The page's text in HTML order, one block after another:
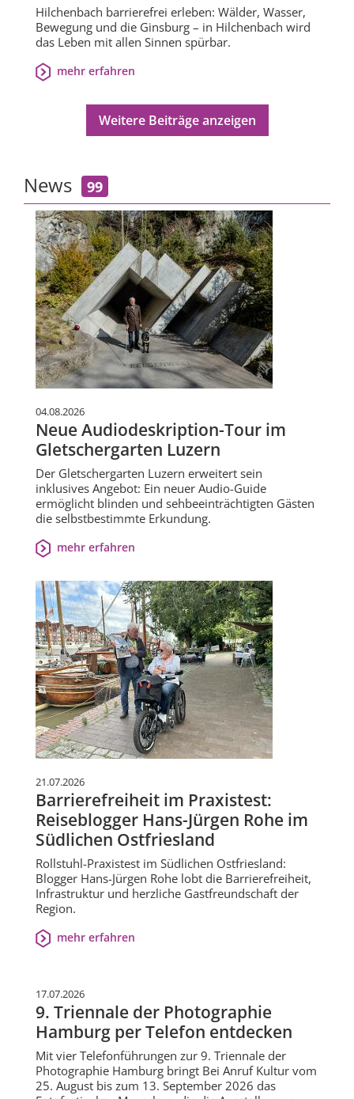
Hilchenbach barrierefrei erleben: Wälder, Wasser,
Bewegung und die Ginsburg – in Hilchenbach wird
das Leben mit allen Sinnen spürbar.
mehr erfahren
Weitere Beiträge anzeigen
News 99
04.08.2026
Neue Audiodeskription-Tour im
Gletschergarten Luzern
Der Gletschergarten Luzern erweitert sein
inklusives Angebot: Ein neuer Audio-Guide
ermöglicht blinden und sehbeeinträchtigten Gästen
die selbstbestimmte Erkundung.
mehr erfahren
21.07.2026
Barrierefreiheit im Praxistest:
Reiseblogger Hans-Jürgen Rohe im
Südlichen Ostfriesland
Rollstuhl-Praxistest im Südlichen Ostfriesland:
Blogger Hans-Jürgen Rohe lobt die Barrierefreiheit,
Infrastruktur und herzliche Gastfreundschaft der
Region.
mehr erfahren
17.07.2026
9. Triennale der Photographie
Hamburg per Telefon entdecken
Mit vier Telefonführungen zur 9. Triennale der
Photographie Hamburg bringt Bei Anruf Kultur vom
25. August bis zum 13. September 2026 das